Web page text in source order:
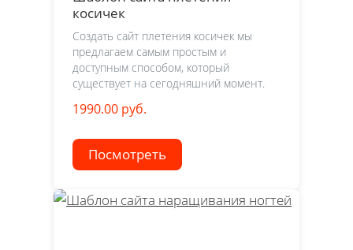
косичек
Создать сайт плетения косичек мы
предлагаем самым простым и
доступным способом, который
существует на сегодняшний момент.
1990.00 руб.
Посмотреть